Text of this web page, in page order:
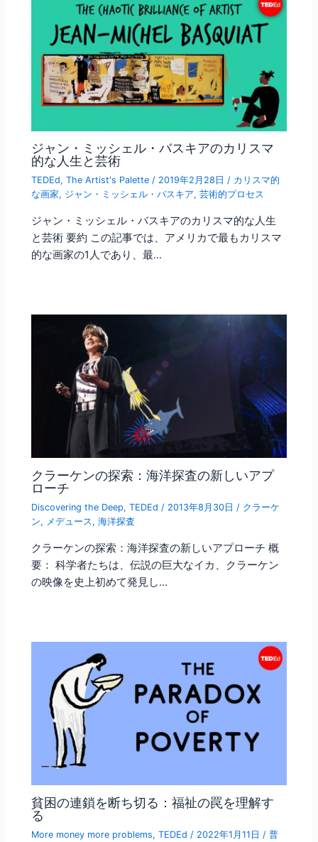
ジャン・ミッシェル・バスキアのカリスマ
的な人生と芸術
TEDEd,The Artist's Palette / 2019年2月28日/ カリスマ的
な画家, ジャン・ミッシェル・バスキア,芸術的プロセス
ジャン・ミッシェル・バスキアのカリスマ的な人生
と芸術 要約 この記事では、アメリカで最もカリスマ
的な画家の1人であり、最…
クラーケンの探索：海洋探査の新しいアプ
ローチ
Discovering the Deep,TEDEd / 2013年8月30日/ クラーケ
ン, メデュース,海洋探査
クラーケンの探索：海洋探査の新しいアプローチ 概
要： 科学者たちは、伝説の巨大なイカ、クラーケン
の映像を史上初めて発見し…
貧困の連鎖を断ち切る：福祉の罠を理解す
る
More money more problems,TEDEd / 2022年1月11日 /普